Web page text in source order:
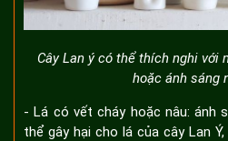
Cây Lan ý có thể thích nghi với
hoặc ánh sáng
- Lá có vết cháy hoặc nâu: ánh
thể gây hại cho lá của cây Lan